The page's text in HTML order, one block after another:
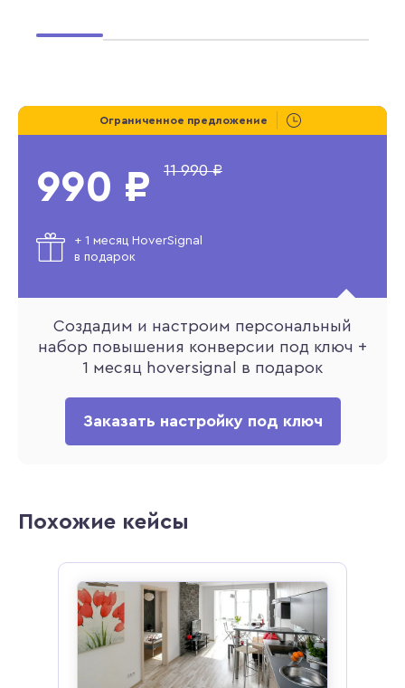
Ограниченное предложение
Создадим и настроим персональный
набор повышения конверсии под ключ +
1 месяц hoversignal в подарок
Заказать настройку под ключ
990 ₽ 11 990 ₽
+ 1 месяц HoverSignal
в подарок
Похожие кейсы